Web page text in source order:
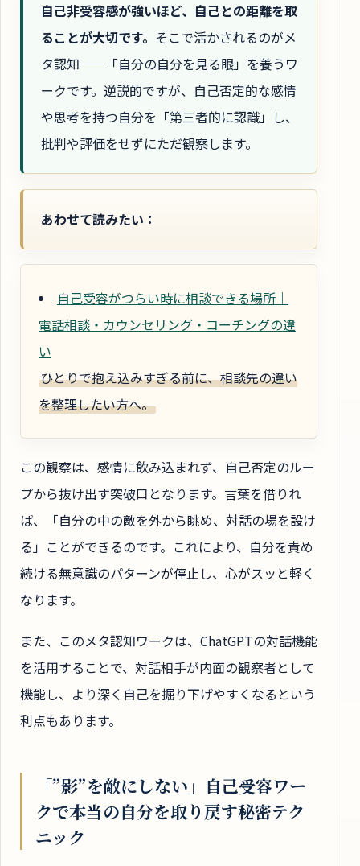
自己非受容感が強いほど、自己との距離を取
ることが大切です。 そこで活かされるのがメ
タ認知──「自分の自分を見る眼」を養うワ
ークです。逆説的ですが、自己否定的な感情
や思考を持つ自分を「第三者的に認識」し、
批判や評価をせずにただ観察します。
あわせて読みたい：
自己受容がつらい時に相談できる場所｜
電話相談・カウンセリング・コーチングの違
い
ひとりで抱え込みすぎる前に、相談先の違い
を整理したい方へ。
この観察は、感情に飲み込まれず、自己否定のルー
プから抜け出す突破口となります。言葉を借りれ
ば、「自分の中の敵を外から眺め、対話の場を設け
る」ことができるのです。これにより、自分を責め
続ける無意識のパターンが停止し、心がスッと軽く
なります。
また、このメタ認知ワークは、ChatGPTの対話機能
を活用することで、対話相手が内面の観察者として
機能し、より深く自己を掘り下げやすくなるという
利点もあります。
「”影”を敵にしない」自己受容ワー
クで本当の自分を取り戻す秘密テク
ニック